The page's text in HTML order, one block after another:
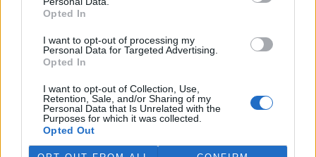
Opted In
I want to opt-out of processing my
Personal Data for Targeted Advertising.
Opted In
I want to opt-out of Collection, Use,
Retention, Sale, and/or Sharing of my
Personal Data that Is Unrelated with the
Purposes for which it was collected.
Opted Out